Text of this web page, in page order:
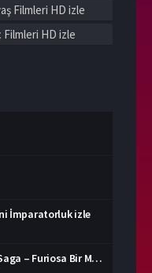
Filmleri HD izle
Filmleri HD izle
İmparatorluk izle
Furiosa: A Mad Max Saga – Furiosa Bir Mad Max Destanı